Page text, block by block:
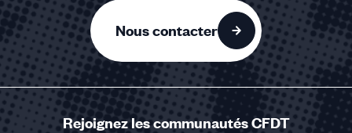
Nous contacter
Rejoignez les communautés CFDT